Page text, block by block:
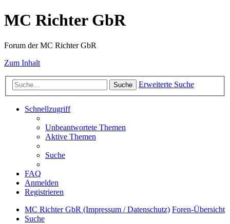
MC Richter GbR
Forum der MC Richter GbR
Zum Inhalt
Suche Erweiterte Suche
Schnellzugriff
Unbeantwortete Themen
Aktive Themen
Suche
FAQ
Anmelden
Registrieren
MC Richter GbR (Impressum / Datenschutz) Foren-Übersicht
Suche